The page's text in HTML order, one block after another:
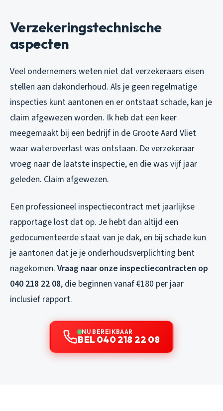
Verzekeringstechnische
aspecten
Veel ondernemers weten niet dat verzekeraars eisen
stellen aan dakonderhoud. Als je geen regelmatige
inspecties kunt aantonen en er ontstaat schade, kan je
claim afgewezen worden. Ik heb dat een keer
meegemaakt bij een bedrijf in de Groote Aard Vliet
waar wateroverlast was ontstaan. De verzekeraar
vroeg naar de laatste inspectie, en die was vijf jaar
geleden. Claim afgewezen.
Een professioneel inspectiecontract met jaarlijkse
rapportage lost dat op. Je hebt dan altijd een
gedocumenteerde staat van je dak, en bij schade kun
je aantonen dat je je onderhoudsverplichting bent
nagekomen. Vraag naar onze inspectiecontracten op
040 218 22 08, die beginnen vanaf €180 per jaar
inclusief rapport.
NU BEREIKBAAR
BEL 040 218 22 08